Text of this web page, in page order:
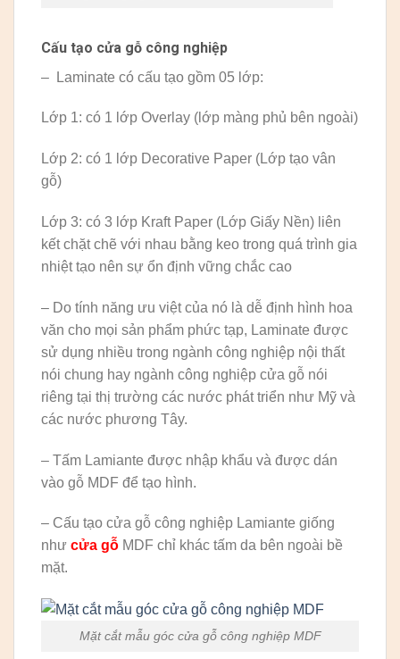
Cấu tạo cửa gỗ công nghiệp
– Laminate có cấu tạo gồm 05 lớp:
Lớp 1: có 1 lớp Overlay (lớp màng phủ bên ngoài)
Lớp 2: có 1 lớp Decorative Paper (Lớp tạo vân
gỗ)
Lớp 3: có 3 lớp Kraft Paper (Lớp Giấy Nền) liên
kết chặt chẽ với nhau bằng keo trong quá trình gia
nhiệt tạo nên sự ổn định vững chắc cao
– Do tính năng ưu việt của nó là dễ định hình hoa
văn cho mọi sản phẩm phức tạp, Laminate được
sử dụng nhiều trong ngành công nghiệp nội thất
nói chung hay ngành công nghiệp cửa gỗ nói
riêng tại thị trường các nước phát triển như Mỹ và
các nước phương Tây.
– Tấm Lamiante được nhập khẩu và được dán
vào gỗ MDF để tạo hình.
– Cấu tạo cửa gỗ công nghiệp Lamiante giống
như cửa gỗ MDF chỉ khác tấm da bên ngoài bề
mặt.
Mặt cắt mẫu góc cửa gỗ công nghiệp MDF